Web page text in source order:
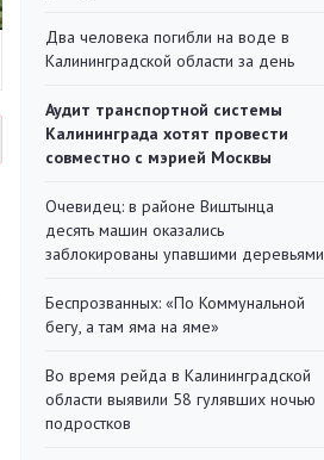
Два человека погибли на воде в
Калининградской области за день
Аудит транспортной системы
Калининграда хотят провести
совместно с мэрией Москвы
Очевидец: в районе Виштынца
десять машин оказались
заблокированы упавшими деревьями
Беспрозванных: «По Коммунальной
бегу, а там яма на яме»
Во время рейда в Калининградской
области выявили 58 гулявших ночью
подростков